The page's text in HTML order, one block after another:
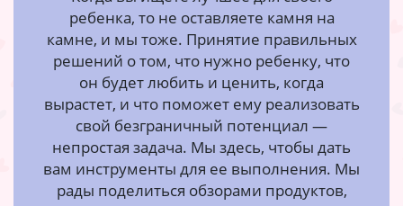
ребенка, то не оставляете камня на
камне, и мы тоже. Принятие правильных
решений о том, что нужно ребенку, что
он будет любить и ценить, когда
вырастет, и что поможет ему реализовать
свой безграничный потенциал —
непростая задача. Мы здесь, чтобы дать
вам инструменты для ее выполнения. Мы
рады поделиться обзорами продуктов,